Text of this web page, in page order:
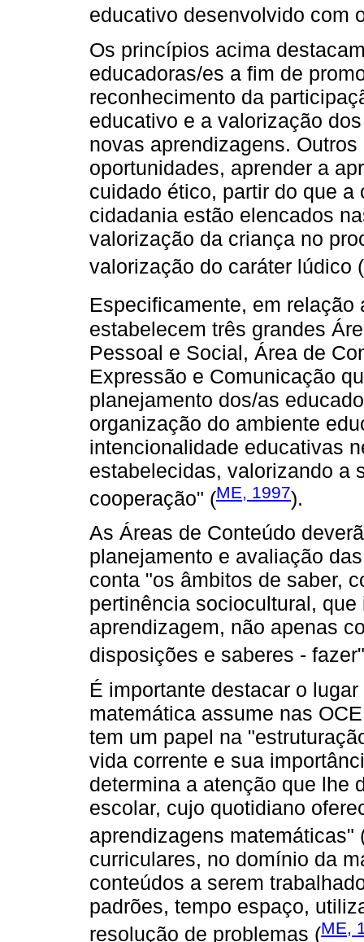
educativo desenvolvido com
Os princípios acima
educadoras/es a fim de
reconhecimento da
educativo e a valorização
novas aprendizagens.
oportunidades, aprender a
cuidado ético, partir do que
cidadania estão elencados
valorização da criança no
valorização do caráter lúdico (
Especificamente, em
estabelecem três grandes
Pessoal e Social, Área de
Expressão e Comunicação
planejamento dos/as
organização do ambiente
intencionalidade educativas
estabelecidas, valorizando a
cooperação" (ME, 1997).
As Áreas de Conteúdo
planejamento e avaliação
conta "os âmbitos de saber,
pertinência sociocultural,
aprendizagem, não apenas
disposições e saberes -
É importante destacar o
matemática assume nas
tem um papel na
vida corrente e sua
determina a atenção que lhe
escolar, cujo quotidiano
aprendizagens matemáticas"
curriculares, no domínio da
conteúdos a serem
padrões, tempo espaço,
resolução de problemas (ME,